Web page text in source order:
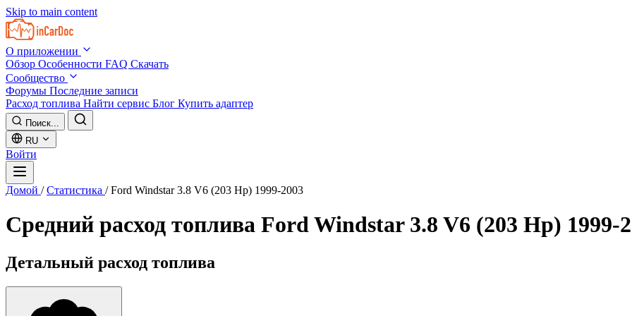
Skip to main content
О приложении
Обзор Особенности FAQ Скачать
Сообщество
Форумы Последние записи
Расход топлива Найти сервис Блог Купить адаптер
Поиск...
RU
Войти
Домой / Статистика / Ford Windstar 3.8 V6 (203 Hp) 1999-2003
Средний расход топлива Ford Windstar 3.8 V6 (203 Hp) 1999-
Детальный расход топлива